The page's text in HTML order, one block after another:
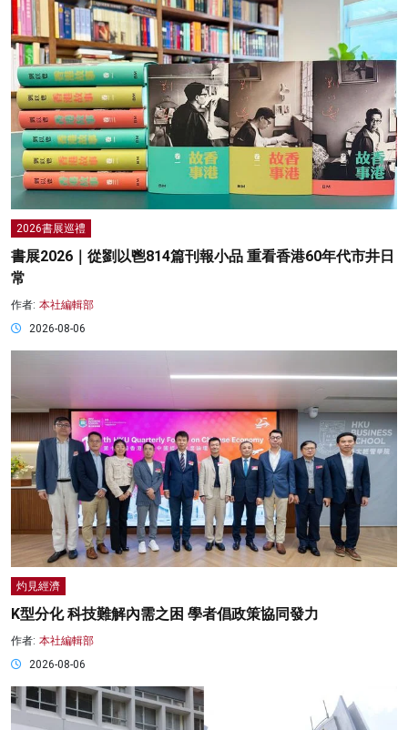
2026書展巡禮
書展2026｜從劉以鬯814篇刊報小品 重看香港60年代市井日
常
作者: 本社編輯部
2026-08-06
灼見經濟
K型分化 科技難解內需之困 學者倡政策協同發力
作者: 本社編輯部
2026-08-06